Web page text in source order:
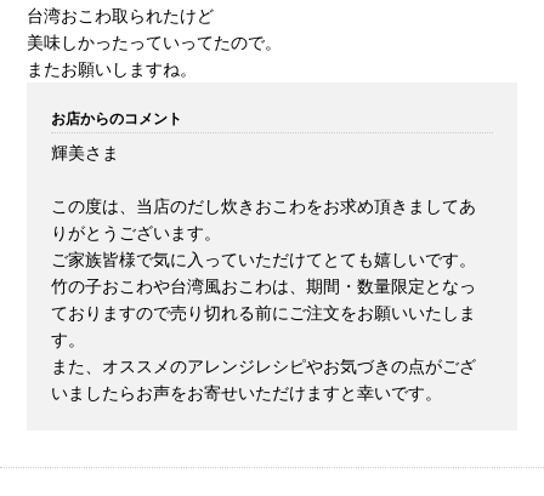
台湾おこわ取られたけど
美味しかったっていってたので。
またお願いしますね。
お店からのコメント
輝美さま
この度は、当店のだし炊きおこわをお求め頂きましてあ
りがとうございます。
ご家族皆様で気に入っていただけてとても嬉しいです。
竹の子おこわや台湾風おこわは、期間・数量限定となっ
ておりますので売り切れる前にご注文をお願いいたしま
す。
また、オススメのアレンジレシピやお気づきの点がござ
いましたらお声をお寄せいただけますと幸いです。